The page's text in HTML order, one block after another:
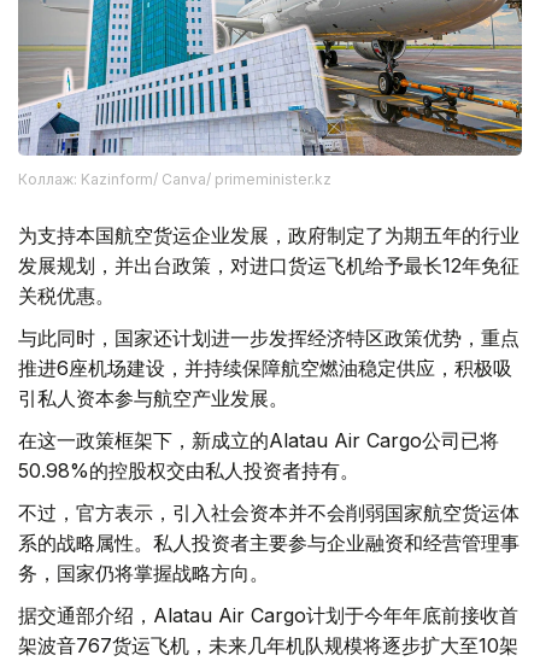
Коллаж: Kazinform/ Canva/ primeminister.kz
为支持本国航空货运企业发展，政府制定了为期五年的行业
发展规划，并出台政策，对进口货运飞机给予最长12年免征
关税优惠。
与此同时，国家还计划进一步发挥经济特区政策优势，重点
推进6座机场建设，并持续保障航空燃油稳定供应，积极吸
引私人资本参与航空产业发展。
在这一政策框架下，新成立的Alatau Air Cargo公司已将
50.98%的控股权交由私人投资者持有。
不过，官方表示，引入社会资本并不会削弱国家航空货运体
系的战略属性。私人投资者主要参与企业融资和经营管理事
务，国家仍将掌握战略方向。
据交通部介绍，Alatau Air Cargo计划于今年年底前接收首
架波音767货运飞机，未来几年机队规模将逐步扩大至10架